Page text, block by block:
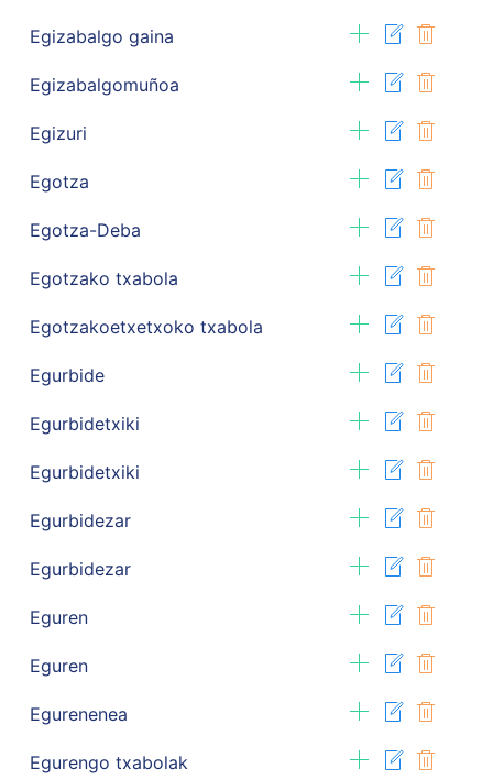
Egizabalgo gaina
Egizabalgomuñoa
Egizuri
Egotza
Egotza-Deba
Egotzako txabola
Egotzakoetxetxoko txabola
Egurbide
Egurbidetxiki
Egurbidetxiki
Egurbidezar
Egurbidezar
Eguren
Eguren
Egurenenea
Egurengo txabolak